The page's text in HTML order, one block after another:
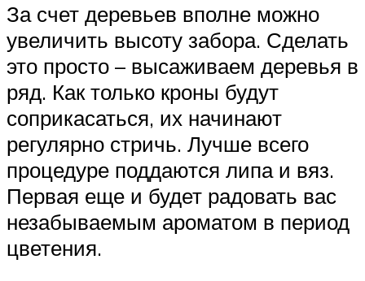
За счет деревьев вполне можно
увеличить высоту забора. Сделать
это просто – высаживаем деревья в
ряд. Как только кроны будут
соприкасаться, их начинают
регулярно стричь. Лучше всего
процедуре поддаются липа и вяз.
Первая еще и будет радовать вас
незабываемым ароматом в период
цветения.